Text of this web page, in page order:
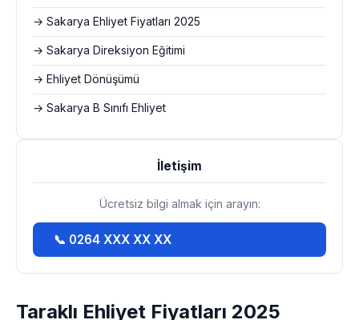
Taraklı Ehliyet Fiyatları 2025
→ Sakarya Ehliyet Fiyatları 2025
→ Sakarya Direksiyon Eğitimi
→ Ehliyet Dönüşümü
→ Sakarya B Sınıfı Ehliyet
İletişim
Ücretsiz bilgi almak için arayın:
📞 0264 XXX XX XX